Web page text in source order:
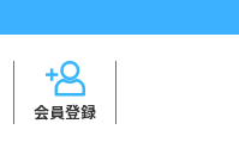
会員登録